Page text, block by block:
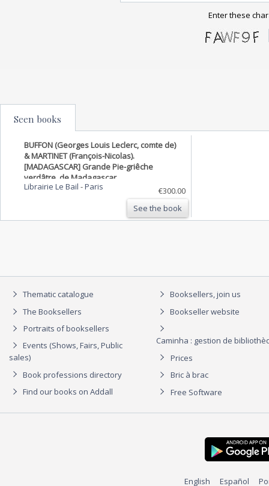
Enter these
Seen books
BUFFON (Georges Louis Leclerc, comte de)
& MARTINET (François-Nicolas).
[MADAGASCAR] Grande Pie-griêche
verdâtre, de Madagascar.
Librairie Le Bail -Paris
€300.00
See the book
Thematic catalogue
The Booksellers
Portraits of booksellers
Events (Shows, Fairs, Public
sales)
Book professions directory
Find our books on Addall
Booksellers, join us
Bookseller website
Caminha : gestion de
Prices
Bric à brac
Free Software
English Español